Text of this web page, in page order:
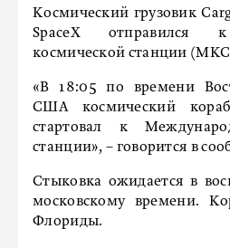
Космический грузовик
SpaceX отправился
космической станции
«В 18:05 по времени
США космический
стартовал к
станции», – говорится в
Стыковка ожидается в
московскому времени.
Флориды.